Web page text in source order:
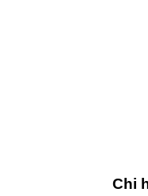
Chi